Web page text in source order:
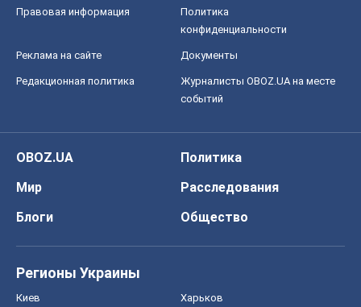
Правовая информация
Политика
конфиденциальности
Реклама на сайте Документы
Редакционная политика
Журналисты OBOZ.UA на месте
событий
OBOZ.UA
Политика
Мир
Расследования
Блоги
Общество
Регионы Украины
Киев Харьков